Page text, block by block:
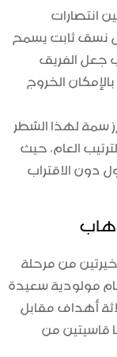
انتصارات
نسق ثابت يسمح
جعل الفريق
الخروج
سمة لهذا الشطر
العام، حيث
دون الاقتراب
من مرحلة
مولودية سعيدة
أهداف مقابل
قاسيتين من